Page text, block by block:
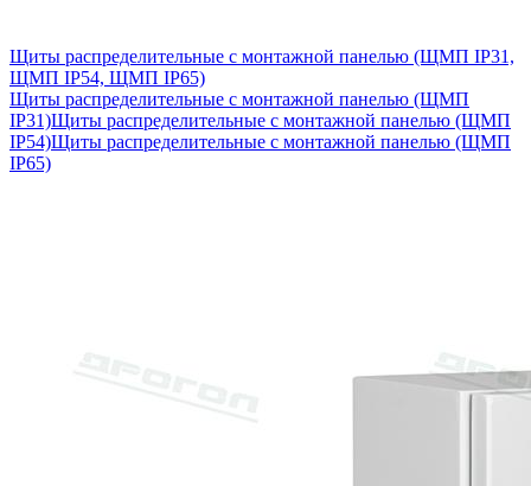
Щиты распределительные с монтажной панелью (ЩМП IP31,
ЩМП IP54, ЩМП IP65)
Щиты распределительные с монтажной панелью (ЩМП
IP31)Щиты распределительные с монтажной панелью (ЩМП
IP54)Щиты распределительные с монтажной панелью (ЩМП
IP65)